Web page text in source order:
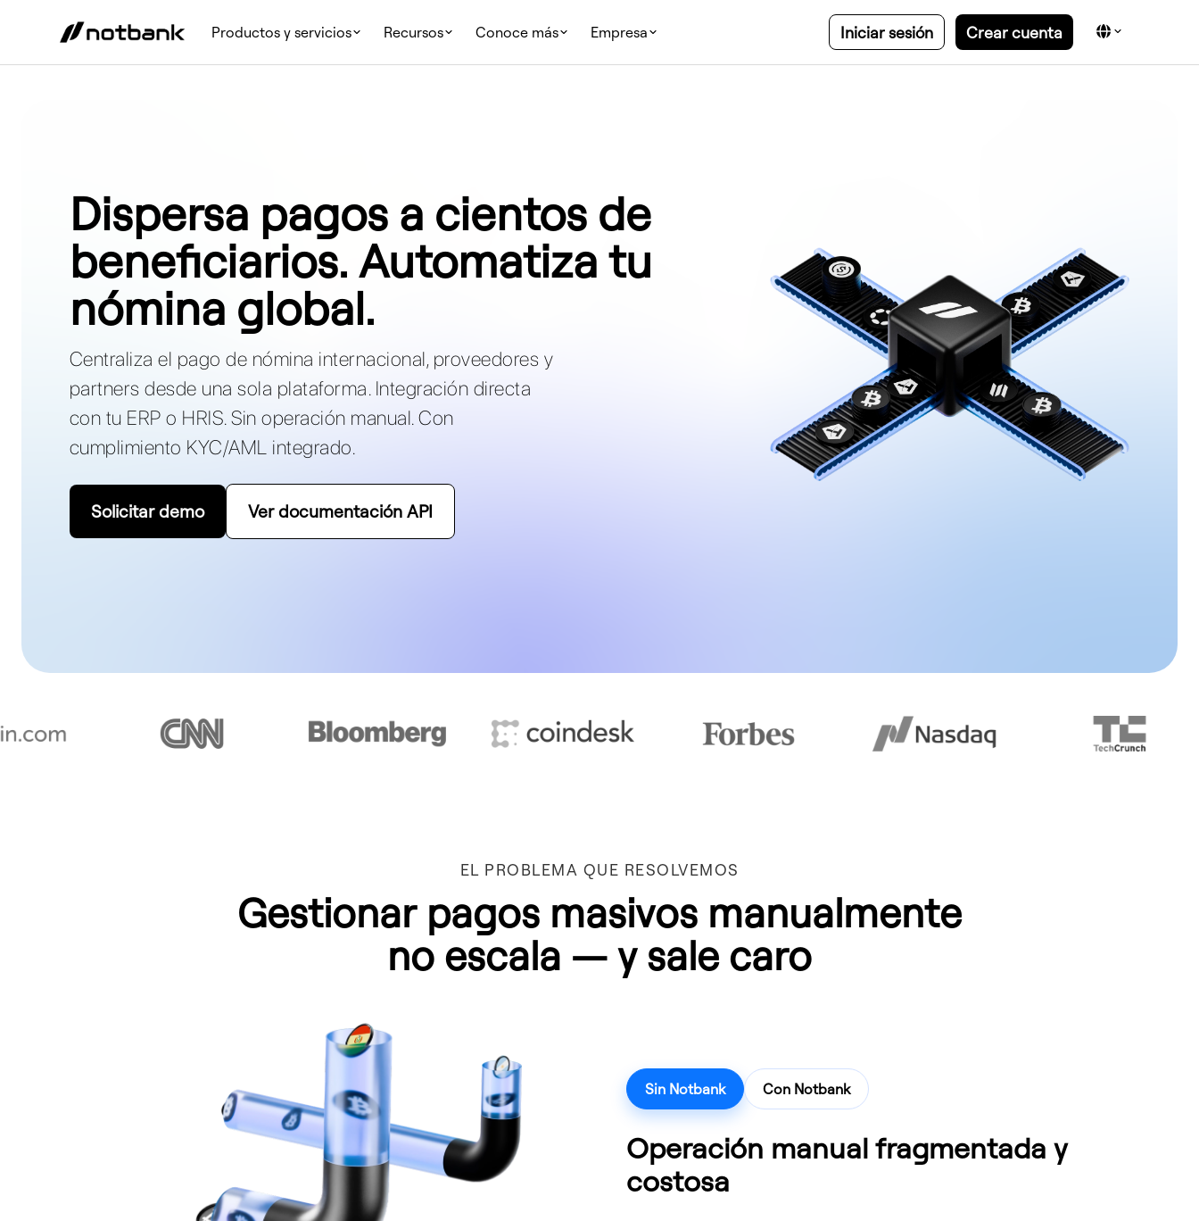
Productos y servicios Recursos Conoce más Empresa Iniciar sesión Crear cuenta
Dispersa pagos a cientos de
beneficiarios. Automatiza tu
nómina global.
Centraliza el pago de nómina internacional, proveedores y
partners desde una sola plataforma. Integración directa
con tu ERP o HRIS. Sin operación manual. Con
cumplimiento KYC/AML integrado.
Solicitar demo Ver documentación API
EL PROBLEMA QUE RESOLVEMOS
Gestionar pagos masivos manualmente
no escala — y sale caro
Sin Notbank Con Notbank
Operación manual fragmentada y
costosa